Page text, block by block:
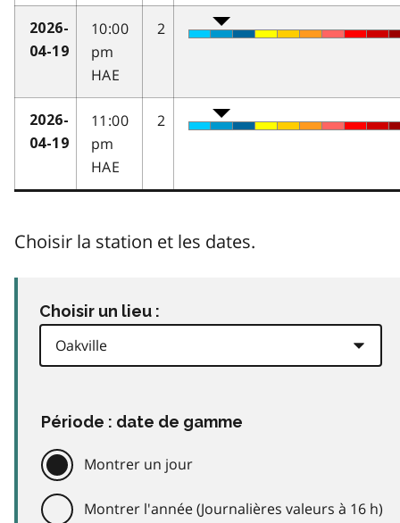
2026-
04-19
10:00
pm
HAE
2
2026-
04-19
11:00
pm
HAE
2
Choisir la station et les dates.
Choisir un lieu :
Période : date de gamme
Montrer un jour
Montrer l'année (Journalières valeurs à 16 h)